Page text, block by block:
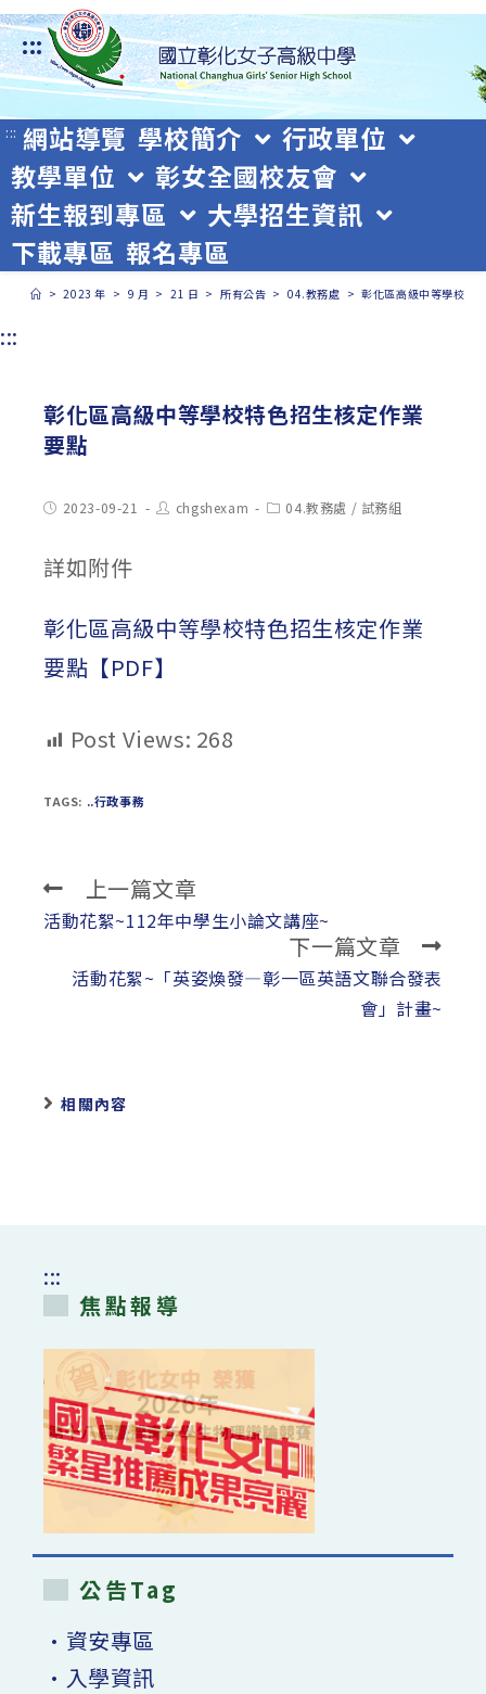
跳
轉
至
主
要
內
容
:::
::: 網站導覽 學校簡介
行政單位
教學單位
彰女全國校友會
新生報到專區
大學招生資訊
下載專區 報名專區
> 2023 年 > 9 月 > 21 日 > 所有公告 > 04.教務處 > 彰化區高級中等學校特
:::
彰化區高級中等學校特色招生核定作業
要點
Post2023-09-21
Post
author:
chgshexam
Post04.教務處 / 試務組
詳如附件
彰化區高級中等學校特色招生核定作業
要點【PDF】
Post Views: 268
TAGS: ..行政事務
Read
more
上一篇文章
活動花絮~112年中學生小論文講座~
下一篇文章
活動花絮~「英姿煥發—彰一區英語文聯合發表
會」計畫~
相關內容
:::
焦點報導
公告Tag
•資安專區
•入學資訊